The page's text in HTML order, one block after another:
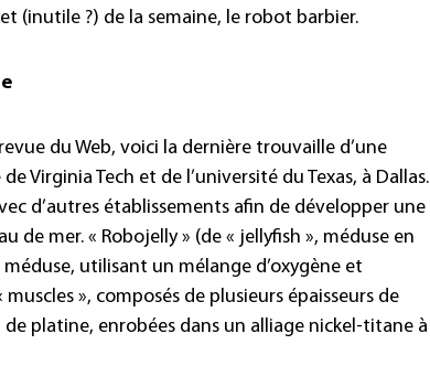
(inutile ?) de la semaine, le robot barbier.
du Web, voici la dernière trouvaille d’une
Virginia Tech et de l’université du Texas, à Dallas.
d’autres établissements afin de développer une
de mer. « Robojelly » (de « jellyfish », méduse en
utilisant un mélange d’oxygène et
», composés de plusieurs épaisseurs de
platine, enrobées dans un alliage nickel-titane à